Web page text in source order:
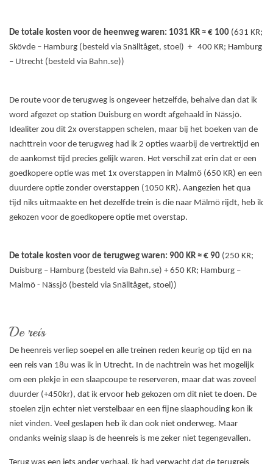
De totale kosten voor de heenweg waren: 1031 KR ≈ € 100 (631 KR;
Skövde – Hamburg (besteld via Snälltåget, stoel) + 400 KR; Hamburg
– Utrecht (besteld via Bahn.se))
De route voor de terugweg is ongeveer hetzelfde, behalve dan dat ik
word afgezet op station Duisburg en wordt afgehaald in Nässjö.
Idealiter zou dit 2x overstappen schelen, maar bij het boeken van de
nachttrein voor de terugweg had ik 2 opties waarbij de vertrektijd en
de aankomst tijd precies gelijk waren. Het verschil zat erin dat er een
goedkopere optie was met 1x overstappen in Malmö (650 KR) en een
duurdere optie zonder overstappen (1050 KR). Aangezien het qua
tijd niks uitmaakte en het dezelfde trein is die naar Mälmö rijdt, heb ik
gekozen voor de goedkopere optie met overstap.
De totale kosten voor de terugweg waren: 900 KR ≈ € 90 (250 KR;
Duisburg – Hamburg (besteld via Bahn.se) + 650 KR; Hamburg –
Malmö - Nässjö (besteld via Snälltåget, stoel))
De reis
De heenreis verliep soepel en alle treinen reden keurig op tijd en na
een reis van 18u was ik in Utrecht. In de nachtrein was het mogelijk
om een plekje in een slaapcoupe te reserveren, maar dat was zoveel
duurder (+450kr), dat ik ervoor heb gekozen om dit niet te doen. De
stoelen zijn echter niet verstelbaar en een fijne slaaphouding kon ik
niet vinden. Veel geslapen heb ik dan ook niet onderweg. Maar
ondanks weinig slaap is de heenreis is me zeker niet tegengevallen.